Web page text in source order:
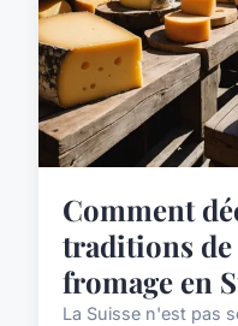
Comment
traditions
fromage en
La Suisse n'est pas